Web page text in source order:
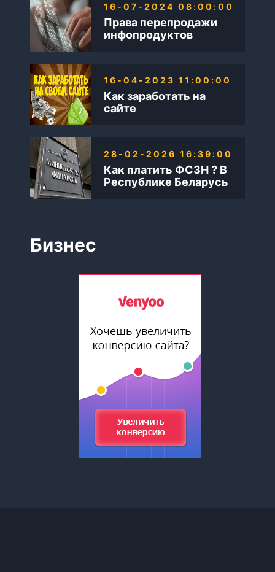
Права перепродажи
инфопродуктов
16-07-2024 08:00:00
Как заработать на
сайте
16-04-2023 11:00:00
Как платить ФСЗН ? В
Республике Беларусь
28-02-2026 16:39:00
Бизнес